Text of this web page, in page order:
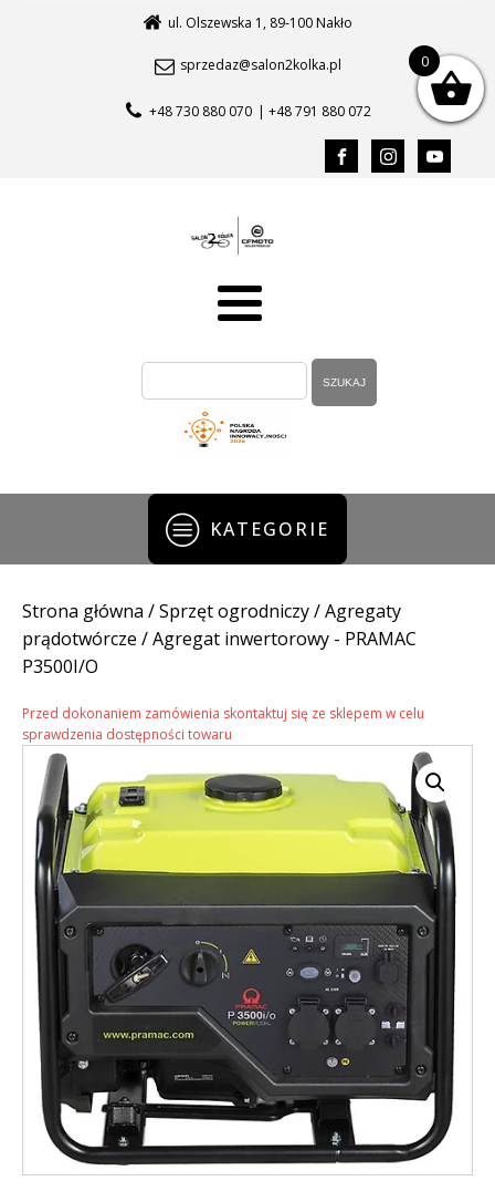
ul. Olszewska 1, 89-100 Nakło
sprzedaz@salon2kolka.pl
+48 730 880 070 | +48 791 880 072
KATEGORIE
Strona główna /Sprzęt ogrodniczy/Agregaty
prądotwórcze / Agregat inwertorowy - PRAMAC
P3500I/O
Przed dokonaniem zamówienia skontaktuj się ze sklepem w celu
sprawdzenia dostępności towaru
0